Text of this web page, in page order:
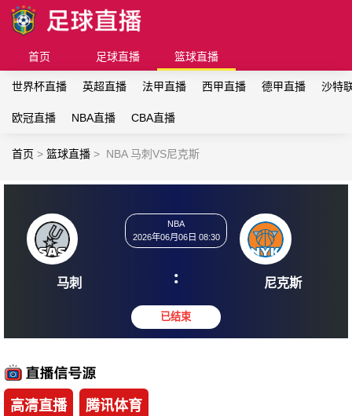
首页 足球直播 篮球直播
世界杯直播 英超直播 法甲直播 西甲直播 德甲直播 沙特
欧冠直播 NBA直播 CBA直播
首页 > 篮球直播 > NBA 马刺VS尼克斯
2026年06月06日 08:30
:
高清直播 腾讯体育